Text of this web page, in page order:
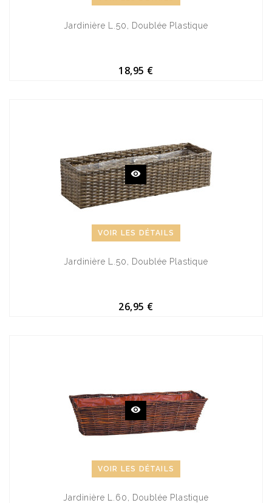
Jardinière L.50, Doublée Plastique
18,95 €
VOIR LES DÉTAILS
Jardinière L.50, Doublée Plastique
26,95 €
VOIR LES DÉTAILS
Jardinière L.60, Doublée Plastique